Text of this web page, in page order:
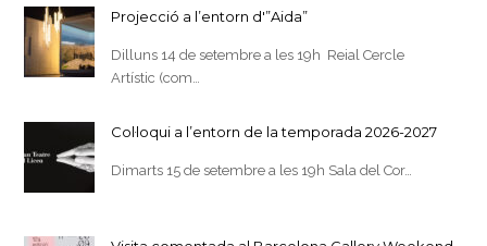
Projecció a l’entorn d'”Aida”
Dilluns 14 de setembre a les 19h Reial Cercle
Artístic (com…
Col·loqui a l’entorn de la temporada 2026-2027
Dimarts 15 de setembre a les 19h Sala del Cor…